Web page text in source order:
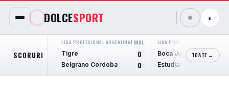
DOLCESPORT ◐
SCORURI
LIGA PROFESIONAL ARGENTINAFINAL
Tigre
0
Belgrano Cordoba 0
LIGA PROFESIONAL ARGENTINA
Boca Juniors
Estudiantes L.P.
TOATE →